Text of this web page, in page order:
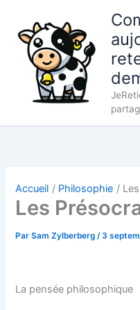
contenu
Accueil Philosophie
Les
ParSam Zylberberg/3
La pensée philosophique